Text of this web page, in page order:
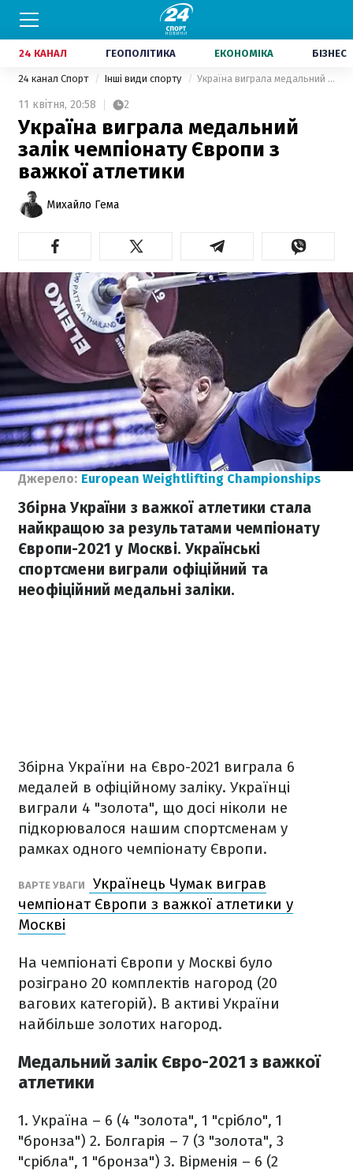
24 КАНАЛ ГЕОПОЛІТИКА ЕКОНОМІКА БІЗНЕС
24 канал Спорт Інші види спорту Україна виграла медальний залік чемпіонату Європи з важкої атлетики
11 квітня, 20:58 2
Україна виграла медальний
залік чемпіонату Європи з
важкої атлетики
Михайло Гема
Джерело: European Weightlifting Championships
Збірна України з важкої атлетики стала
найкращою за результатами чемпіонату
Європи-2021 у Москві. Українські
спортсмени виграли офіційний та
неофіційний медальні заліки.
Збірна України на Євро-2021 виграла 6
медалей в офіційному заліку. Українці
виграли 4 "золота", що досі ніколи не
підкорювалося нашим спортсменам у
рамках одного чемпіонату Європи.
ВАРТЕ УВАГИ
Українець Чумак виграв
чемпіонат Європи з важкої атлетики у
Москві
На чемпіонаті Європи у Москві було
розіграно 20 комплектів нагород (20
вагових категорій). В активі України
найбільше золотих нагород.
Медальний залік Євро-2021 з важкої
атлетики
1. Україна – 6 (4 "золота", 1 "срібло", 1
"бронза") 2. Болгарія – 7 (3 "золота", 3
"срібла", 1 "бронза") 3. Вірменія – 6 (2